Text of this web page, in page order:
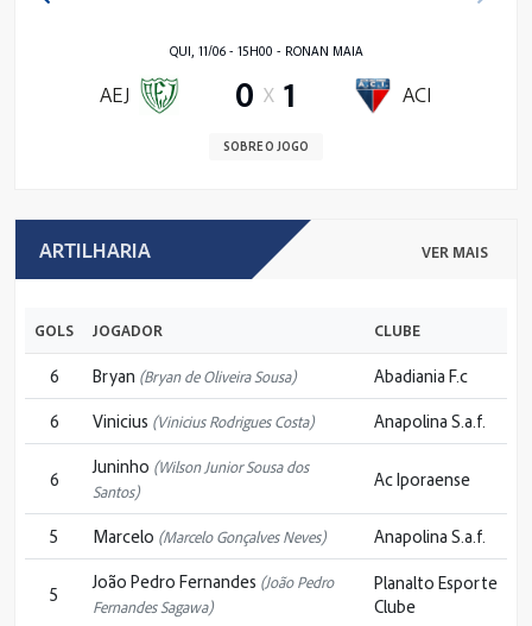
QUI, 11/06 - 15H00 - RONAN MAIA
AEJ 0 X 1 ACI
SOBRE O JOGO
ARTILHARIA VER MAIS
GOLS JOGADOR CLUBE
6 Bryan (Bryan de Oliveira Sousa)
Abadiania F.c
6
Vinicius (Vinicius Rodrigues Costa) Anapolina S.a.f.
6
Juninho (Wilson Junior Sousa dos
Santos)
Ac Iporaense
5 Marcelo (Marcelo Gonçalves Neves) Anapolina S.a.f.
5
João Pedro Fernandes (João Pedro
Fernandes Sagawa)
Planalto Esporte
Clube